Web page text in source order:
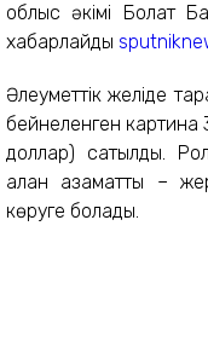
облыс әкімі Болат
хабарлайды
Әлеуметтік желіде
бейнеленген
доллар) сатылды.
алған азаматты –
көруге болады.